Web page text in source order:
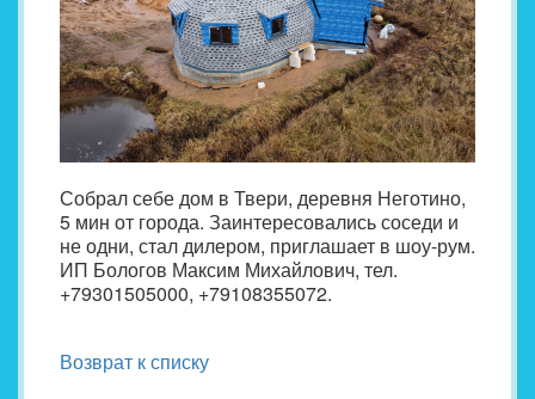
Собрал себе дом в Твери, деревня Неготино,
5 мин от города. Заинтересовались соседи и
не одни, стал дилером, приглашает в шоу-рум.
ИП Бологов Максим Михайлович, тел.
+79301505000, +79108355072.
Возврат к списку